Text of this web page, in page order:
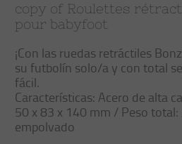
copy of Roulettes
pour babyfoot
¡Con las ruedas retráctiles
su futbolín solo/a y con total
fácil.
Características: Acero de alta
50 x 83 x 140 mm / Peso
empolvado